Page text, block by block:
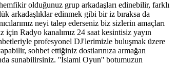
olduğunuz grup arkadaşları edinebilir, farklı
arkadaşlıklar edinmek gibi bir iz bıraksa da
neyi talep ederseniz biz sizlerin amaçları
Radyo kanalımız 24 saat kesintisiz yayın
profesyonel DJ'lerimizle buluşmak üzere
sohbet ettiğiniz dostlarınıza armağan
sunabilirsiniz. ''İslami Oyun'' botumuzun